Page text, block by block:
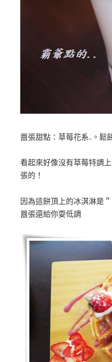
囂張甜點：草莓花系..。鬆
看起來好像沒有草莓特調
張的！
因為這餅頂上的冰淇淋是
囂張還給你耍低調